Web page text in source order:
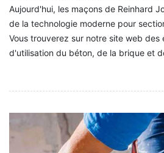
Aujourd'hui, les maçons de Reinhard
de la technologie moderne pour
Vous trouverez sur notre site web des
d'utilisation du béton, de la brique et